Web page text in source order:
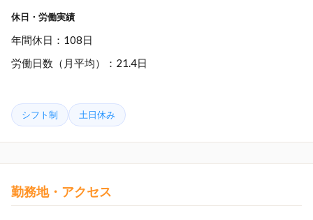
休日・労働実績
年間休日：108日
労働日数（月平均）：21.4日
シフト制 土日休み
勤務地・アクセス